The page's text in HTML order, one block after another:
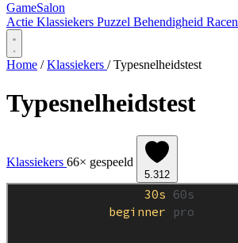
GameSalon
Actie Klassiekers Puzzel Behendigheid Racen
Home / Klassiekers / Typesnelheidstest
Typesnelheidstest
Klassiekers 66× gespeeld
5.312